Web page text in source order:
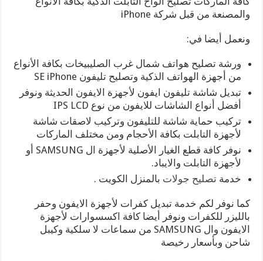
والمصنعة من قبل شركة iPhone
ونعمل أيضا في:
ورشة تصليح هواتف شمال غرب الصليبيخات بكافة الأنواع
من أجهزة الهواتف الذكية وتصليح تليفون SE iPhone
تبديل شاشة تليفون ايفون لأجهزة الايفون الحديثة ونوفر
أفضل أنواع الشاشات للايفون من نوع IPS LCD
تركيب حماية شاشة للتليفون وتركيب لاصقات شاشة
لأجهزة التابلت بكافة الأحجام ومن مختلف الماركات
نوفر كافة قطع الغيار الأصلية لأجهزة ال SAMSUNG أو
لأجهزة التابلت والايباد.
خدمةتصليح جولات بالمنزل الكويت .
كما نوفر لكم خدمة تبديل كفرات لأجهزة الايفون وحفر
بالليزر للكفرات ونوفر أيضا كافة اكسسوارات لأجهزة
الايفون وال SAMSUNG من سماعات لا سلكية وكيبل
شاحن وبأسعار رخيصة